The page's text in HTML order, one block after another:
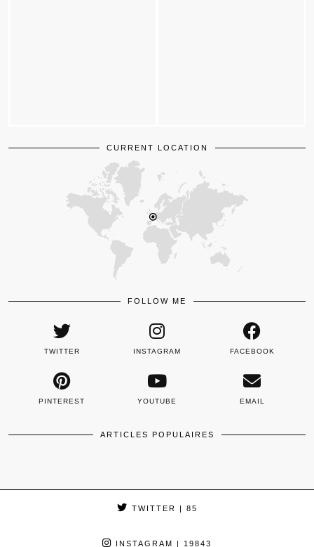
CURRENT LOCATION
FOLLOW ME
TWITTER INSTAGRAM FACEBOOK
PINTEREST YOUTUBE EMAIL
ARTICLES POPULAIRES
TWITTER | 85
INSTAGRAM | 19843